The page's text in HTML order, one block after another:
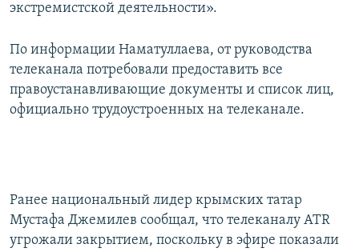
экстремистской деятельности».
По информации Наматуллаева, от руководства
телеканала потребовали предоставить все
правоустанавливающие документы и список лиц,
официально трудоустроенных на телеканале.
Ранее национальный лидер крымских татар
Мустафа Джемилев сообщал, что телеканалу АТR
угрожали закрытием, поскольку в эфире показали